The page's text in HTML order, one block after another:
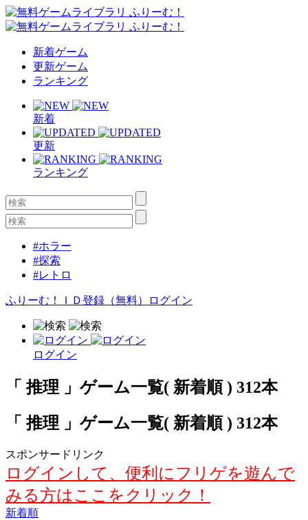
新着ゲーム
更新ゲーム
ランキング
新着
更新
ランキング
#ホラー
#探索
#レトロ
ふりーむ！ＩＤ登録（無料） ログイン
ログイン
「 推理 」ゲーム一覧( 新着順 ) 312本
「 推理 」ゲーム一覧( 新着順 ) 312本
スポンサードリンク
ログインして、便利にフリゲを遊んで
みる方はここをクリック！
新着順